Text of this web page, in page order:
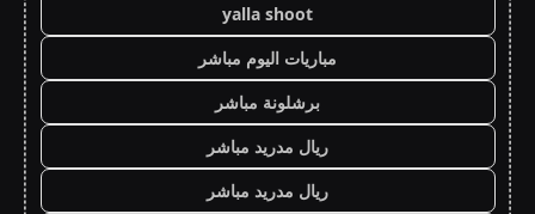
yalla shoot
مباريات اليوم مباشر
برشلونة مباشر
ريال مدريد مباشر
ريال مدريد مباشر